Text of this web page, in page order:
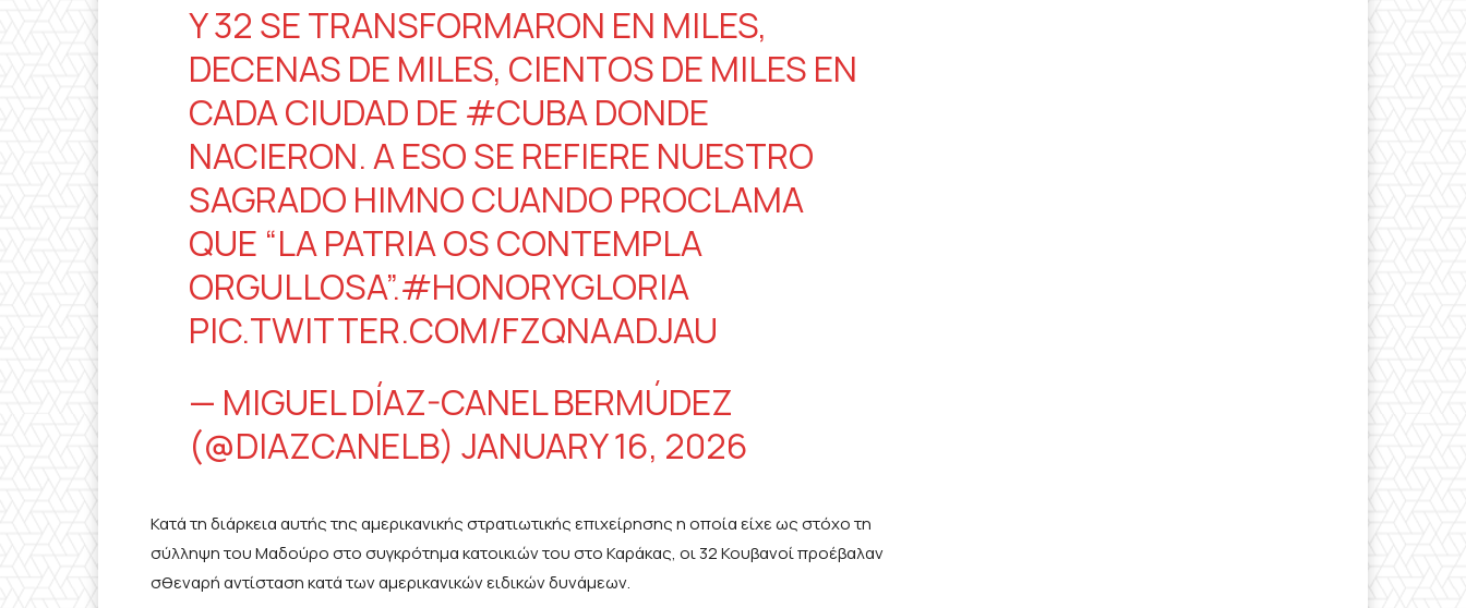
Y 32 SE TRANSFORMARON EN MILES,
DECENAS DE MILES, CIENTOS DE MILES EN
CADA CIUDAD DE #CUBADONDE
NACIERON. A ESO SE REFIERE NUESTRO
SAGRADO HIMNO CUANDO PROCLAMA
QUE “LA PATRIA OS CONTEMPLA
ORGULLOSA”.#HONORYGLORIA
PIC.TWITTER.COM/FZQNAADJAU
— MIGUEL DÍAZ-CANEL BERMÚDEZ
(@DIAZCANELB) JANUARY 16, 2026
Κατά τη διάρκεια αυτής της αμερικανικής στρατιωτικής επιχείρησης η οποία είχε ως στόχο τη
σύλληψη του Μαδούρο στο συγκρότημα κατοικιών του στο Καράκας, οι 32 Κουβανοί προέβαλαν
σθεναρή αντίσταση κατά των αμερικανικών ειδικών δυνάμεων.